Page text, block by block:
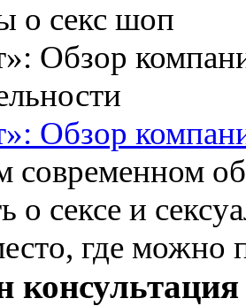
Обзор
современном
о сексе и
где можно
консультация